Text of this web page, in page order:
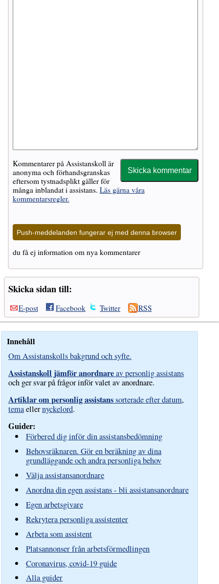
Kommentarer på Assistanskoll är
anonyma och förhandsgranskas
eftersom tystnadsplikt gäller för
många inblandat i assistans. Läs gärna våra
kommentarsregler.
Push-meddelanden fungerar ej med denna browser
du få ej information om nya kommentarer
Skicka sidan till:
E-post Facebook Twitter RSS
Innehåll
Om Assistanskolls bakgrund och syfte.
Assistanskoll jämför anordnareav personlig assistans
och ger svar på frågor inför valet av anordnare.
Artiklar om personlig assistanssorterade efter datum,
temaellernyckelord.
Guider:
Förbered dig inför din assistansbedömning
Behovsräknaren. Gör en beräkning av dina
grundläggande och andra personliga behov
Välja assistansanordnare
Anordna din egen assistans - bli assistansanordnare
Egen arbetsgivare
Rekrytera personliga assistenter
Arbeta som assistent
Platsannonser från arbetsförmedlingen
Coronavirus, covid-19 guide
Alla guider